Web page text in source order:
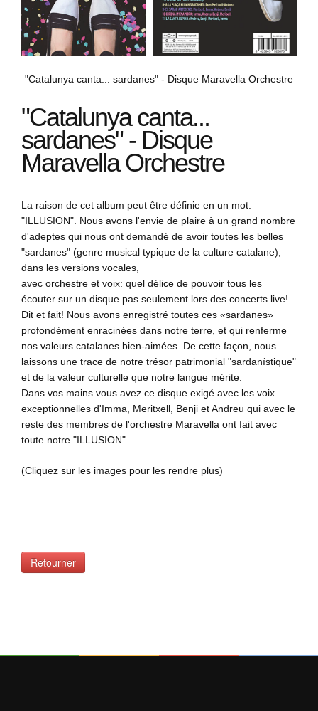
"Catalunya canta... sardanes" - Disque Maravella Orchestre
"Catalunya canta...
sardanes" - Disque
Maravella Orchestre
La raison de cet album peut être définie en un mot:
"ILLUSION". Nous avons l'envie de plaire à un grand nombre
d'adeptes qui nous ont demandé de avoir toutes les belles
"sardanes" (genre musical typique de la culture catalane),
dans les versions vocales,
avec orchestre et voix: quel délice de pouvoir tous les
écouter sur un disque pas seulement lors des concerts live!
Dit et fait! Nous avons enregistré toutes ces «sardanes»
profondément enracinées dans notre terre, et qui renferme
nos valeurs catalanes bien-aimées. De cette façon, nous
laissons une trace de notre trésor patrimonial "sardanístique"
et de la valeur culturelle que notre langue mérite.
Dans vos mains vous avez ce disque exigé avec les voix
exceptionnelles d'Imma, Meritxell, Benji et Andreu qui avec le
reste des membres de l'orchestre Maravella ont fait avec
toute notre "ILLUSION".
(Cliquez sur les images pour les rendre plus)
Retourner